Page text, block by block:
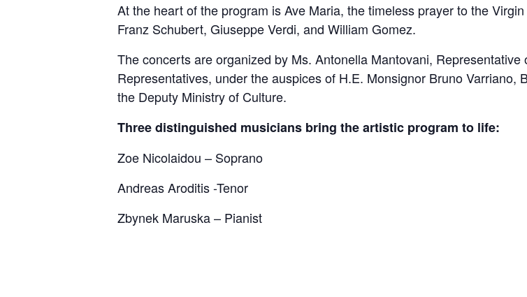
At the heart of the program is Ave Maria, the timeless prayer to the
Franz Schubert, Giuseppe Verdi, and William Gomez.
The concerts are organized by Ms. Antonella Mantovani,
Representatives, under the auspices of H.E. Monsignor Bruno
the Deputy Ministry of Culture.
Three distinguished musicians bring the artistic program to life:
Zoe Nicolaidou – Soprano
Andreas Aroditis -Tenor
Zbynek Maruska – Pianist